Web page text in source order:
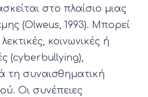
στο πλαίσιο μιας
(Olweus, 1993). Μπορεί
κοινωνικές ή
(cyberbullying),
τη συναισθηματική
Οι συνέπειες